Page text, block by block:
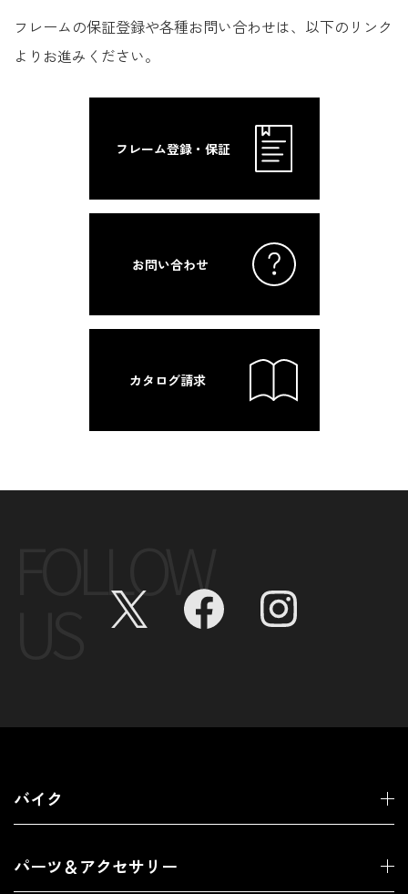
フレームの保証登録や各種お問い合わせは、以下のリンク
よりお進みください。
フレーム登録・保証
お問い合わせ
カタログ請求
FOLLOW
バイク
パーツ＆アクセサリー